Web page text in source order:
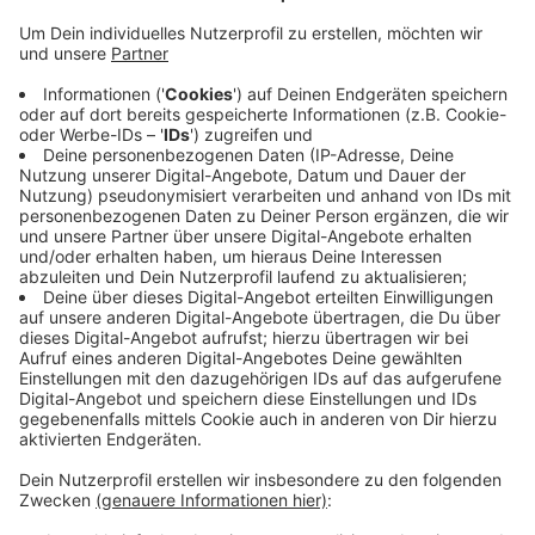
Region: Herne, Essen, Hagen und Hamm – immer mehr
Neuinfektionen pro 100.000 Einwohner innerhalb der
letzten sieben Tage. Das hat zum Beispiel
Auswirkungen auf Urlaube oder Hochzeitsfeiern.
Reisen müssen gestrichen und Gästelisten gekürzt
werden. Im Ennepe-Ruhr-Kreis liegt die Inzidenz mit 23
aktuell unter dem kritischen Wert. Das hat der Kreis
mitgeteilt. Am vergangenen Freitag hatte es einen
weiteren Todesfall gegeben. Betroffen ist eine 78-
jährige Frau aus Gevelsberg. Damit steigt die Zahl der
Todesfälle im Kreis auf 16.
Anzeige